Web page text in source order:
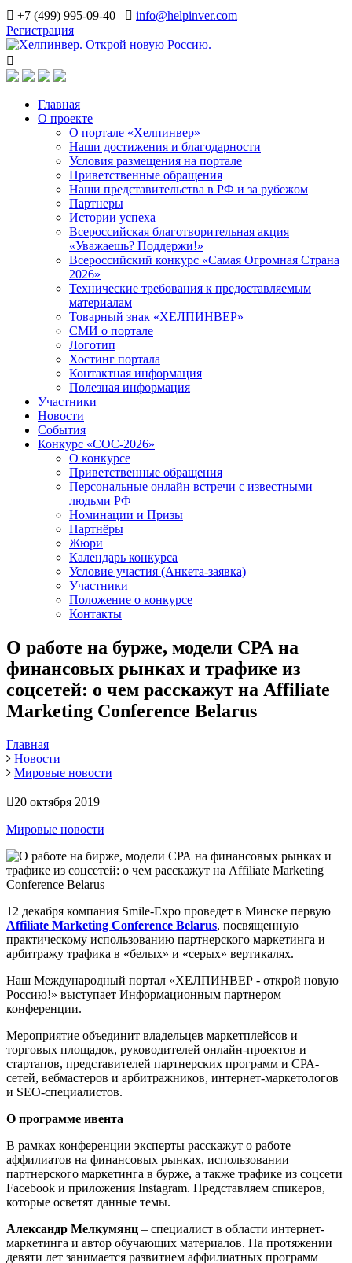
+7 (499) 995-09-40
info@helpinver.com
Регистрация
Главная
О проекте
О портале «Хелпинвер»
Наши достижения и благодарности
Условия размещения на портале
Приветственные обращения
Наши представительства в РФ и за рубежом
Партнеры
Истории успеха
Всероссийская благотворительная акция
«Уважаешь? Поддержи!»
Всероссийский конкурс «Самая Огромная Страна
2026»
Технические требования к предоставляемым
материалам
Товарный знак «ХЕЛПИНВЕР»
СМИ о портале
Логотип
Хостинг портала
Контактная информация
Полезная информация
Участники
Новости
События
Конкурс «СОС-2026»
О конкурсе
Приветственные обращения
Персональные онлайн встречи с известными
людьми РФ
Номинации и Призы
Партнёры
Жюри
Календарь конкурса
Условие участия (Анкета-заявка)
Участники
Положение о конкурсе
Контакты
О работе на бурже, модели СРА на
финансовых рынках и трафике из
соцсетей: о чем расскажут на Affiliate
Marketing Conference Belarus
Главная
Новости
Мировые новости
20 октября 2019
Мировые новости
12 декабря компания Smile-Expo проведет в Минске первую
Affiliate Marketing Conference Belarus, посвященную
практическому использованию партнерского маркетинга и
арбитражу трафика в «белых» и «серых» вертикалях.
Наш Международный портал «ХЕЛПИНВЕР - открой новую
Россию!» выступает Информационным партнером
конференции.
Мероприятие объединит владельцев маркетплейсов и
торговых площадок, руководителей онлайн-проектов и
стартапов, представителей партнерских программ и СРА-
сетей, вебмастеров и арбитражников, интернет-маркетологов
и SEO-специалистов.
О программе ивента
В рамках конференции эксперты расскажут о работе
аффилиатов на финансовых рынках, использовании
партнерского маркетинга в бурже, а также трафике из соцсети
Facebook и приложения Instagram. Представляем спикеров,
которые осветят данные темы.
Александр Мелкумянц – специалист в области интернет-
маркетинга и автор обучающих материалов. На протяжении
девяти лет занимается развитием аффилиатных программ